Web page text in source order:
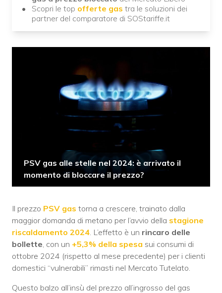
Scopri le top offerte gas tra le soluzioni dei
partner del comparatore di SOStariffe.it
PSV gas alle stelle nel 2024: è arrivato il
momento di bloccare il prezzo?
Il prezzo PSV gas torna a crescere, trainato dalla
maggior domanda di metano per l’avvio della stagione
riscaldamento 2024 . L’effetto è un rincaro delle
bollette , con un +5,3% della spesa sui consumi di
ottobre 2024 (rispetto al mese precedente) per i clienti
domestici “vulnerabili” rimasti nel Mercato Tutelato.
Questo balzo all’insù del prezzo all’ingrosso del gas